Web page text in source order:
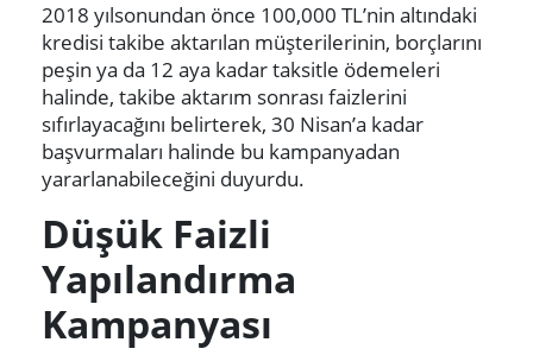
2018 yılsonundan önce 100,000 TL’nin altındaki
kredisi takibe aktarılan müşterilerinin, borçlarını
peşin ya da 12 aya kadar taksitle ödemeleri
halinde, takibe aktarım sonrası faizlerini
sıfırlayacağını belirterek, 30 Nisan’a kadar
başvurmaları halinde bu kampanyadan
yararlanabileceğini duyurdu.
Düşük Faizli
Yapılandırma
Kampanyası